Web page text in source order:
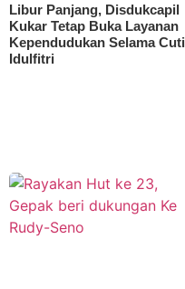
Libur Panjang, Disdukcapil
Kukar Tetap Buka Layanan
Kependudukan Selama Cuti
Idulfitri